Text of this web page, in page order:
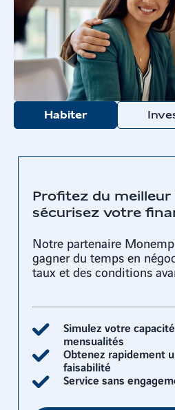
Habiter
Profitez du
sécurisez votre
Notre partenaire
gagner du temps en
taux et des conditions
Simulez votre
mensualités
Obtenez rapidement
faisabilité
Service sans